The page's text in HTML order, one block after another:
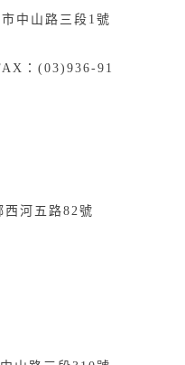
中山路三段1號
：(03)936-91
西河五路82號